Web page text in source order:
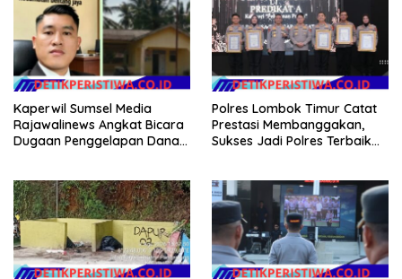
Kaperwil Sumsel Media
Rajawalinews Angkat Bicara
Dugaan Penggelapan Dana
Hilang 3 Bulan Bawa
Anggaran Pembangunan
Polres Lombok Timur Catat
Prestasi Membanggakan,
Sukses Jadi Polres Terbaik